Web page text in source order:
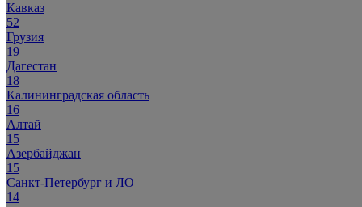
Кавказ
52
Грузия
19
Дагестан
18
Калининградская область
16
Алтай
15
Азербайджан
15
Санкт-Петербург и ЛО
14